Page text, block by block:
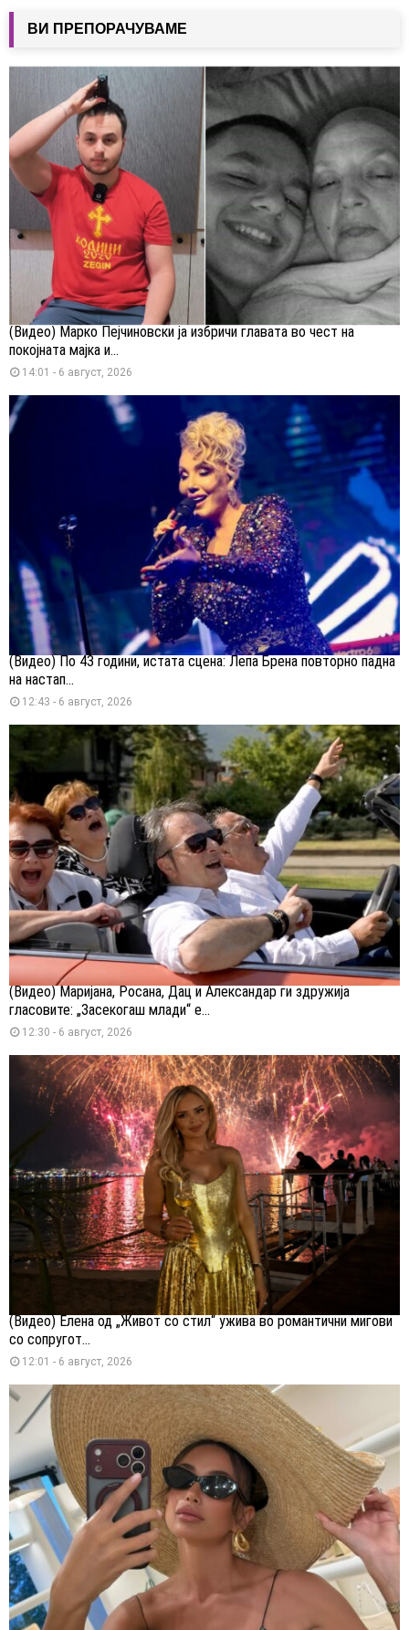
ВИ ПРЕПОРАЧУВАМЕ
(Видео) Марко Пејчиновски ја избричи главата во чест на
покојната мајка и...
14:01 - 6 август, 2026
(Видео) По 43 години, истата сцена: Лепа Брена повторно падна
на настап...
12:43 - 6 август, 2026
(Видео) Маријана, Росана, Дац и Александар ги здружија
гласовите: „Засекогаш млади“ е...
12:30 - 6 август, 2026
(Видео) Елена од „Живот со стил“ ужива во романтични мигови
со сопругот...
12:01 - 6 август, 2026